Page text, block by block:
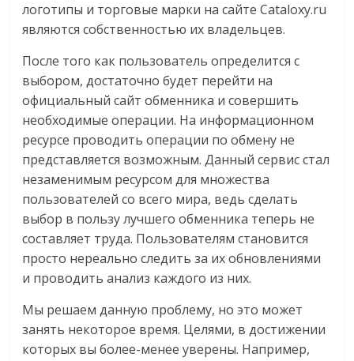
логотипы и торговые марки на сайте Cataloxy.ru
являются собственностью их владельцев.
После того как пользователь определится с
выбором, достаточно будет перейти на
официальный сайт обменника и совершить
необходимые операции. На информационном
ресурсе проводить операции по обмену не
представляется возможным. Данный сервис стал
незаменимым ресурсом для множества
пользователей со всего мира, ведь сделать
выбор в пользу лучшего обменника теперь не
составляет труда. Пользователям становится
просто нереально следить за их обновлениями
и проводить анализ каждого из них.
Мы решаем данную проблему, но это может
занять некоторое время. Целями, в достижении
которых вы более-менее уверены. Например,